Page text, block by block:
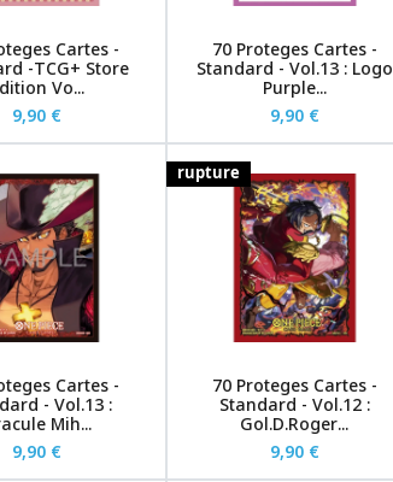
Cartes -
-TCG+ Store
Vo...
9,90 €
70 Proteges Cartes -
Standard - Vol.13 : Logo
Purple...
9,90 €
Cartes -
- Vol.13 :
Mih...
9,90 €
rupture
70 Proteges Cartes -
Standard - Vol.12 :
Gol.D.Roger...
9,90 €